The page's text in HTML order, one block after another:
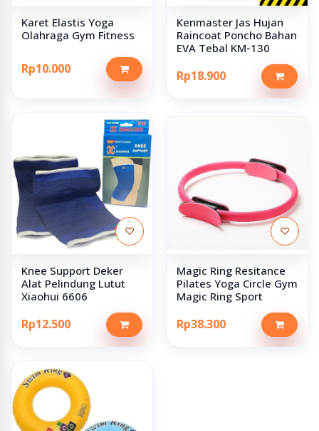
Karet Elastis Yoga
Olahraga Gym Fitness
Rp10.000
Kenmaster Jas Hujan
Raincoat Poncho Bahan
EVA Tebal KM-130
Rp18.900
♡
Knee Support Deker
Alat Pelindung Lutut
Xiaohui 6606
Rp12.500
♡
Magic Ring Resitance
Pilates Yoga Circle Gym
Magic Ring Sport
Rp38.300